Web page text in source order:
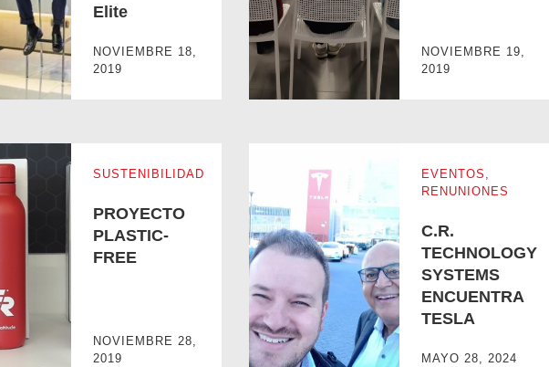
Elite
NOVIEMBRE 18,
2019
NOVIEMBRE 19,
2019
PLASTIC-FREE
SUSTENIBILIDAD
PROYECTO
PLASTIC-
FREE
NOVIEMBRE 28,
2019
C.R. TECHNOLOGY SYSTEMS
EVENTOS
RENUNIONES
C.R.
TECHNOLOGY
SYSTEMS
ENCUENTRA
TESLA
MAYO 28, 2024